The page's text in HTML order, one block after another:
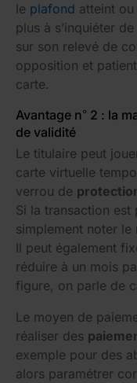
le plafond atteint ou
plus à s’inquiéter
sur son relevé de
opposition et
carte.
Avantage n° 2 : la
de validité
Le titulaire peut
carte virtuelle
verrou de
Si la transaction est
simplement noter le
Il peut également
réduire à un mois
figure, on parle de
Le moyen de
réaliser des
exemple pour des
alors paramétrer